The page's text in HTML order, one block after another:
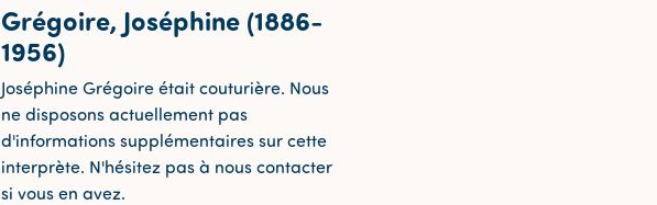
Grégoire, Joséphine (1886-
1956)
Joséphine Grégoire était couturière. Nous
ne disposons actuellement pas
d'informations supplémentaires sur cette
interprète. N'hésitez pas à nous contacter
si vous en avez.